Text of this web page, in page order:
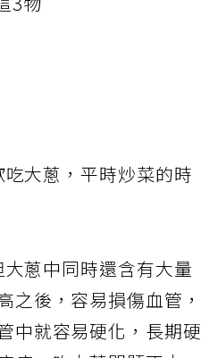
3物
大蔥，平時炒菜的時
蔥中同時還含有大量
後，容易損傷血管，
中就容易硬化，長期硬